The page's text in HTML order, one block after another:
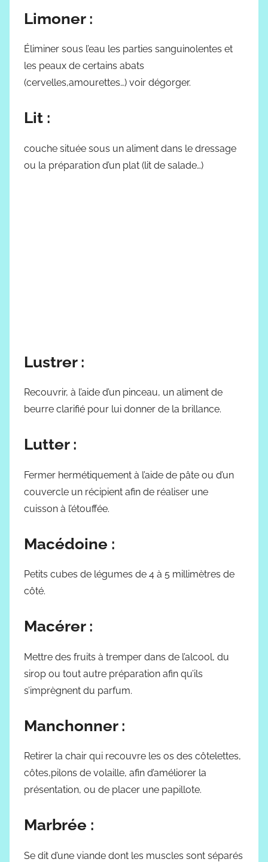
Limoner :
Éliminer sous l’eau les parties sanguinolentes et
les peaux de certains abats
(cervelles,amourettes…) voir dégorger.
Lit :
couche située sous un aliment dans le dressage
ou la préparation d’un plat (lit de salade…)
Lustrer :
Recouvrir, à l’aide d’un pinceau, un aliment de
beurre clarifié pour lui donner de la brillance.
Lutter :
Fermer hermétiquement à l’aide de pâte ou d’un
couvercle un récipient afin de réaliser une
cuisson à l’étouffée.
Macédoine :
Petits cubes de légumes de 4 à 5 millimètres de
côté.
Macérer :
Mettre des fruits à tremper dans de l’alcool, du
sirop ou tout autre préparation afin qu’ils
s’imprègnent du parfum.
Manchonner :
Retirer la chair qui recouvre les os des côtelettes,
côtes,pilons de volaille, afin d’améliorer la
présentation, ou de placer une papillote.
Marbrée :
Se dit d’une viande dont les muscles sont séparés